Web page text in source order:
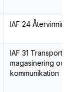
IAF 24
IAF 31 Transport,
magasinering och
kommunikation